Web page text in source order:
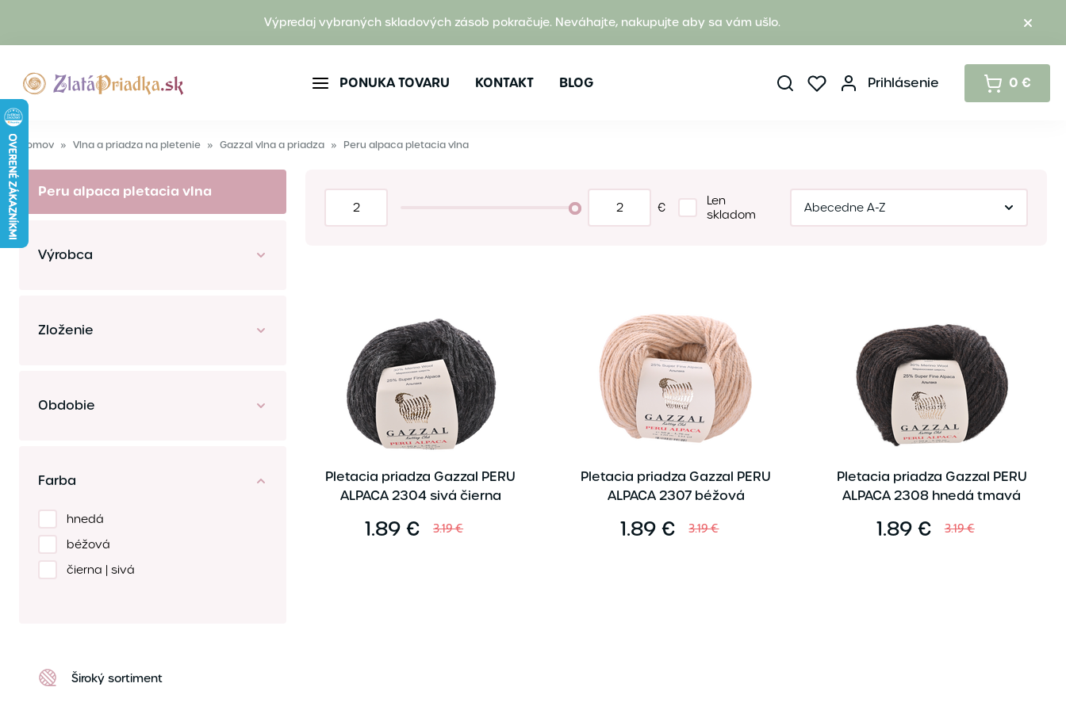
Výpredaj vybraných skladových zásob pokračuje. Neváhajte, nakupujte aby sa vám ušlo.
PONUKA TOVARU KONTAKT BLOG Prihlásenie 0 €
Domov » Vlna a priadza na pletenie » Gazzal vlna a priadza » Peru alpaca pletacia vlna
Peru alpaca pletacia vlna
Výrobca
Zloženie
Obdobie
Farba
hnedá
béžová
čierna | sivá
Široký sortiment
€
Len
skladom
Pletacia priadza Gazzal PERU
ALPACA 2304 sivá čierna
1.89 € 3.19 €
Pletacia priadza Gazzal PERU
ALPACA 2307 béžová
1.89 € 3.19 €
Pletacia priadza Gazzal PERU
ALPACA 2308 hnedá tmavá
1.89 € 3.19 €